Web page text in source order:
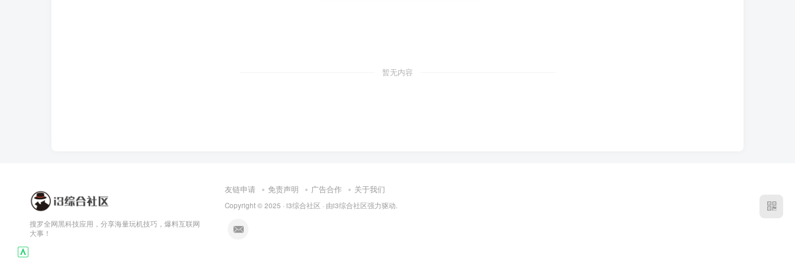
暂无内容
搜罗全网黑科技应用，分享海量玩机技巧，爆料互联网
大事！
友链申请 免责声明 广告合作 关于我们
Copyright © 2025 · i3综合社区 · 由i3综合社区强力驱动.